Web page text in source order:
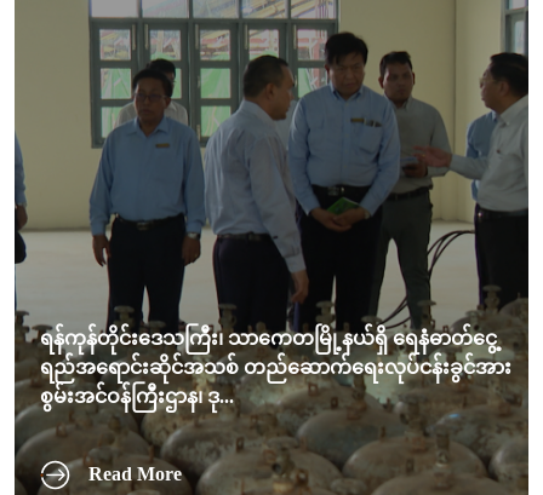
ရန်ကုန်တိုင်းဒေသကြီး၊ သာကေတမြို့နယ်ရှိ ရေနံဓာတ်ငွေ့
ရည်အရောင်းဆိုင်အသစ် တည်ဆောက်ရေးလုပ်ငန်းခွင်အား
စွမ်းအင်ဝန်ကြီးဌာန၊ ဒု...
Read More